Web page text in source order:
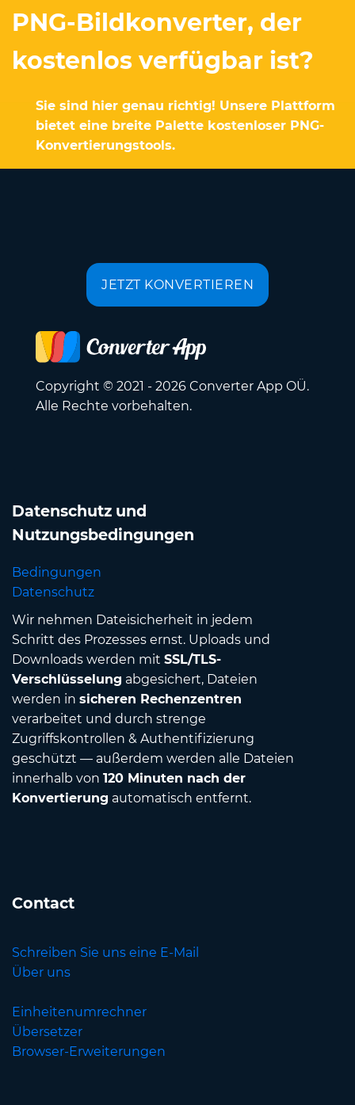
PNG-Bildkonverter, der
kostenlos verfügbar ist?
Sie sind hier genau richtig! Unsere Plattform
bietet eine breite Palette kostenloser PNG-
Konvertierungstools.
JETZT KONVERTIEREN
Copyright © 2021 - 2026 Converter App OÜ.
Alle Rechte vorbehalten.
Datenschutz und
Nutzungsbedingungen
Bedingungen
Datenschutz
Wir nehmen Dateisicherheit in jedem
Schritt des Prozesses ernst. Uploads und
Downloads werden mit SSL/TLS-
Verschlüsselung abgesichert, Dateien
werden in sicheren Rechenzentren
verarbeitet und durch strenge
Zugriffskontrollen & Authentifizierung
geschützt — außerdem werden alle Dateien
innerhalb von 120 Minuten nach der
Konvertierung automatisch entfernt.
Contact
Schreiben Sie uns eine E-Mail
Über uns
Einheitenumrechner
Übersetzer
Browser-Erweiterungen